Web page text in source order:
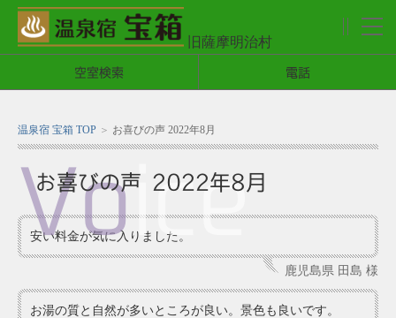
旧薩摩明治村
空室検索 電話
温泉宿 宝箱 TOP お喜びの声 2022年8月
お喜びの声 2022年8月
Voice
安い料金が気に入りました。
鹿児島県 田島 様
お湯の質と自然が多いところが良い。景色も良いです。